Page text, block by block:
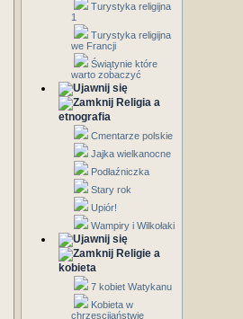
Turystyka religijna
1
Turystyka religijna
we Francji
Świątynie które
warto zobaczyć
Religia a
etnografia
Cmentarze polskie
Jajka wielkanocne
Podłaźniczka
Stary rok
Upiór!
Wampiry i Wilkołaki
Religie a
kobieta
7 kobiet Watykanu
Kobieta w
chrzescijaństwie